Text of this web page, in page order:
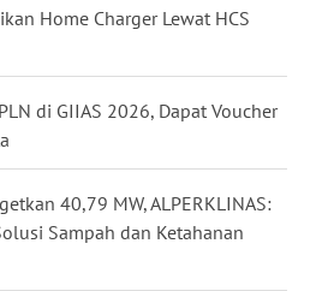
Home Charger Lewat HCS
di GIIAS 2026, Dapat Voucher
40,79 MW, ALPERKLINAS:
Sampah dan Ketahanan